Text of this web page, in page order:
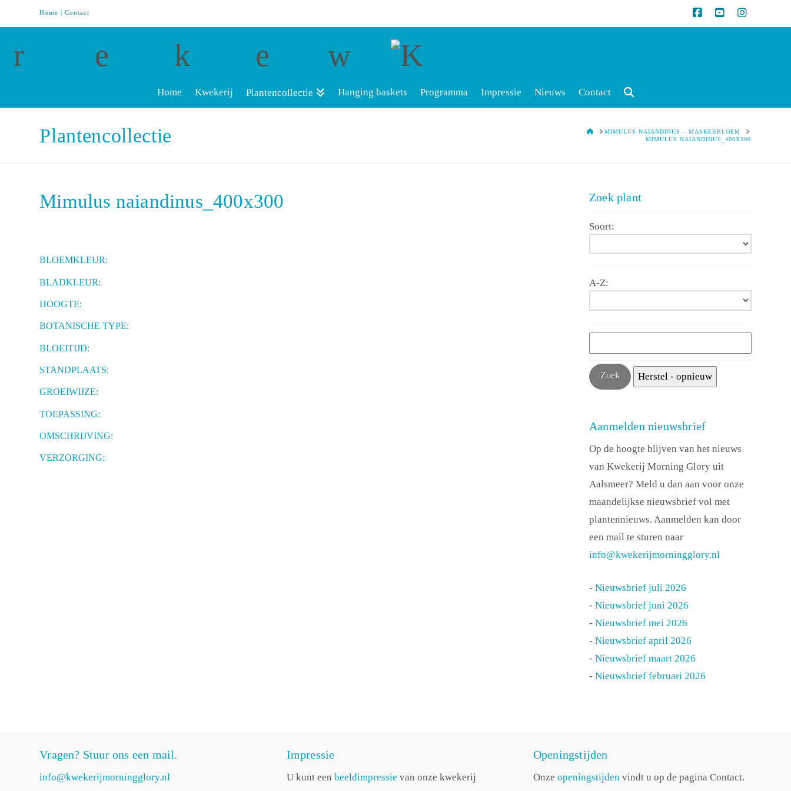
Home |Contact
Home Kwekerij Plantencollectie Hanging baskets Programma Impressie Nieuws Contact
Plantencollectie HOMEMIMULUS NAIANDINUS – MASKERBLOEM
MIMULUS NAIANDINUS_400X300
Mimulus naiandinus_400x300
BLOEMKLEUR:
BLADKLEUR:
HOOGTE:
BOTANISCHE TYPE:
BLOEITIJD:
STANDPLAATS:
GROEIWIJZE:
TOEPASSING:
OMSCHRIJVING:
VERZORGING:
Zoek plant
Soort:
A-Z:
Aanmelden nieuwsbrief
Op de hoogte blijven van het nieuws
van Kwekerij Morning Glory uit
Aalsmeer? Meld u dan aan voor onze
maandelijkse nieuwsbrief vol met
plantennieuws. Aanmelden kan door
een mail te sturen naar
info@kwekerijmorningglory.nl
-Nieuwsbrief juli 2026
-Nieuwsbrief juni 2026
-Nieuwsbrief mei 2026
-Nieuwsbrief april 2026
-Nieuwsbrief maart 2026
-Nieuwsbrief februari 2026
Vragen? Stuur ons een mail.
info@kwekerijmorningglory.nl
Impressie
U kunt een beeldimpressie van onze kwekerij
Openingstijden
Onze openingstijdenvindt u op de pagina Contact.